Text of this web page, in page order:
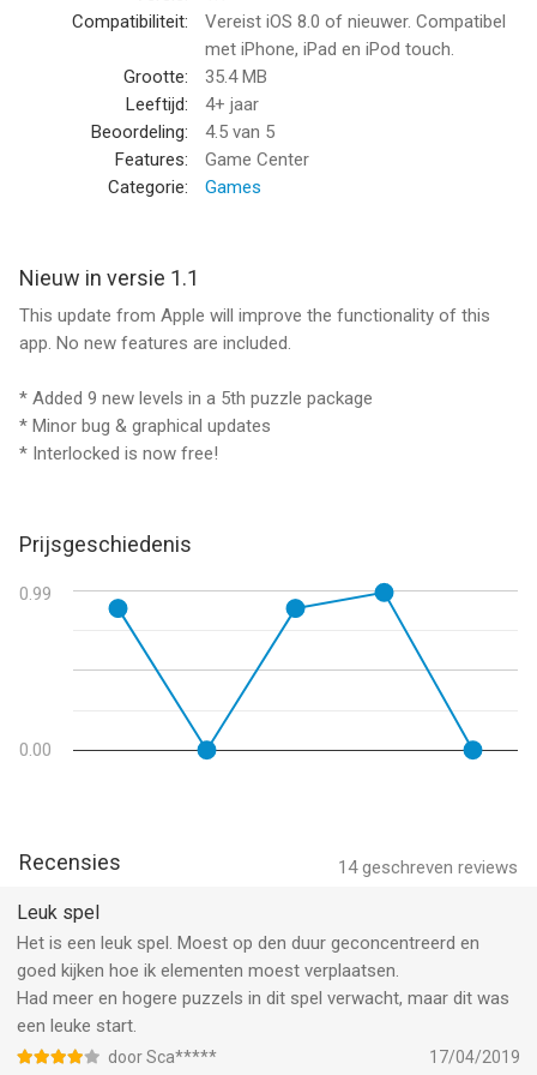
- Many achievements for you to unlock
Interlocked van Armor Games Studios Inc is een app voor
iPhone, iPad en iPod touch met iOS versie 8.0 of hoger,
geschikt bevonden voor gebruikers met leeftijden vanaf
Compatibiliteit:
Vereist iOS 8.0 of nieuwer. Compatibel
met iPhone, iPad en iPod touch.
Grootte:
35.4 MB
Leeftijd:
4+ jaar
Beoordeling:
4.5 van 5
Features:
Game Center
Categorie:
Games
Nieuw in versie 1.1
This update from Apple will improve the functionality of this
app. No new features are included.
* Added 9 new levels in a 5th puzzle package
* Minor bug & graphical updates
* Interlocked is now free!
Prijsgeschiedenis
0.99
0.00
14geschreven reviews
Recensies
Leuk spel
Het is een leuk spel. Moest op den duur geconcentreerd en
goed kijken hoe ik elementen moest verplaatsen.
Had meer en hogere puzzels in dit spel verwacht, maar dit was
een leuke start.
door Sca***** 17/04/2019